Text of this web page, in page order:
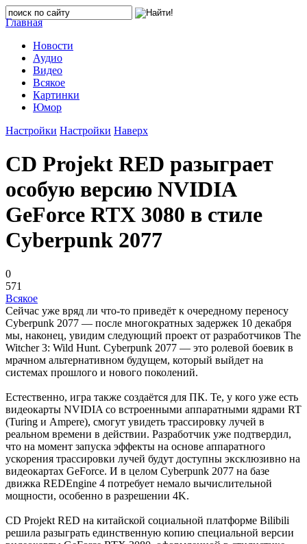
Главная
Новости
Аудио
Видео
Всякое
Картинки
Юмор
Настройки Настройки Наверх
CD Projekt RED разыграет
особую версию NVIDIA
GeForce RTX 3080 в стиле
Cyberpunk 2077
0
571
Всякое
Сейчас уже вряд ли что-то приведёт к очередному переносу
Cyberpunk 2077 — после многократных задержек 10 декабря
мы, наконец, увидим следующий проект от разработчиков The
Witcher 3: Wild Hunt. Cyberpunk 2077 — это ролевой боевик в
мрачном альтернативном будущем, который выйдет на
системах прошлого и нового поколений.
Естественно, игра также создаётся для ПК. Те, у кого уже есть
видеокарты NVIDIA со встроенными аппаратными ядрами RT
(Turing и Ampere), смогут увидеть трассировку лучей в
реальном времени в действии. Разработчик уже подтвердил,
что на момент запуска эффекты на основе аппаратного
ускорения трассировки лучей будут доступны эксклюзивно на
видеокартах GeForce. И в целом Cyberpunk 2077 на базе
движка REDEngine 4 потребует немало вычислительной
мощности, особенно в разрешении 4K.
CD Projekt RED на китайской социальной платформе Bilibili
решила разыграть единственную копию специальной версии